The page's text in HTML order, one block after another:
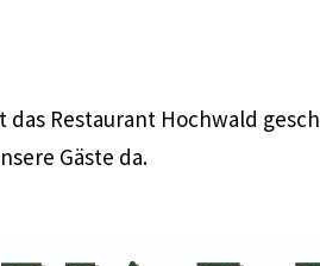
das Restaurant Hochwald
Gäste da.